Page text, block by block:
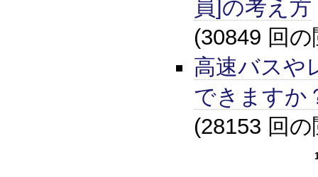
員]の考え方
(30849 回
高速バスや
できますか
(28153 回